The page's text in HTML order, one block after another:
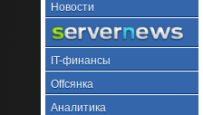
Новости
IT-финансы
Offсянка
Аналитика